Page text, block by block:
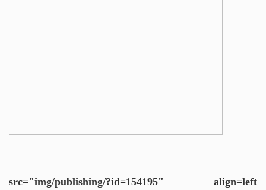
src="img/publishing/?id=154195" align=left